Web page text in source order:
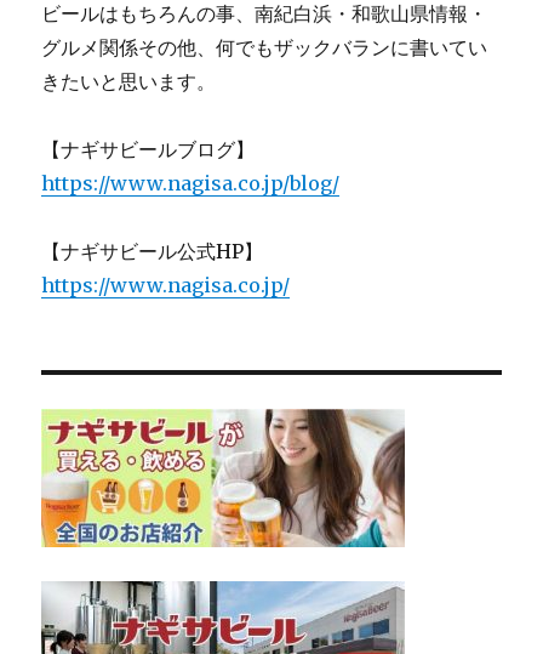
ビールはもちろんの事、南紀白浜・和歌山県情報・
グルメ関係その他、何でもザックバランに書いてい
きたいと思います。
【ナギサビールブログ】
https://www.nagisa.co.jp/blog/
【ナギサビール公式HP】
https://www.nagisa.co.jp/